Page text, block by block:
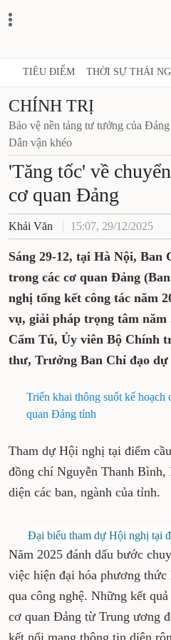
TIÊU ĐIỂM THỜI SỰ THÁI
CHÍNH TRỊ
Bảo vệ nền tảng tư tưởng của Đảng
Dân vận khéo
'Tăng tốc' về
cơ quan Đảng
Khải Văn 15:07, 29/12/2025
Sáng 29-12, tại Hà Nội, Ban
trong các cơ quan Đảng
nghị tổng kết công tác năm
vụ, giải pháp trọng tâm
Cẩm Tú, Ủy viên Bộ Chính
thư, Trưởng Ban Chỉ đạo
Triển khai thông suốt kế hoạch
quan Đảng tỉnh
Tham dự Hội nghị tại điểm
đồng chí Nguyễn Thanh
diện các ban, ngành của tỉnh.
Đại biểu tham dự Hội nghị tại
Năm 2025 đánh dấu bước
việc hiện đại hóa phương
qua công nghệ. Những kết
cơ quan Đảng từ Trung ương
kết nối mạng thông tin diện